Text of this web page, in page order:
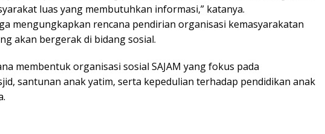
luas yang membutuhkan informasi,” katanya.
mengungkapkan rencana pendirian organisasi kemasyarakatan
akan bergerak di bidang sosial.
membentuk organisasi sosial SAJAM yang fokus pada
santunan anak yatim, serta kepedulian terhadap pendidikan anak